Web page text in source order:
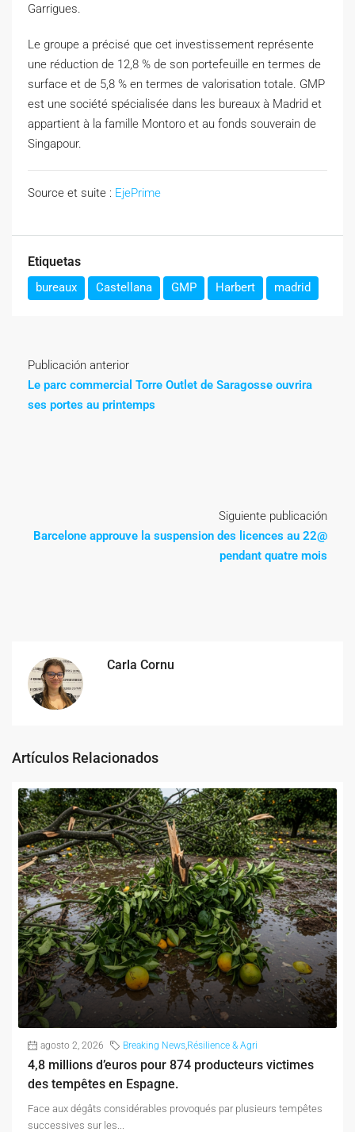
Garrigues.
Le groupe a précisé que cet investissement représente
une réduction de 12,8 % de son portefeuille en termes de
surface et de 5,8 % en termes de valorisation totale. GMP
est une société spécialisée dans les bureaux à Madrid et
appartient à la famille Montoro et au fonds souverain de
Singapour.
Source et suite : EjePrime
Etiquetas
bureaux Castellana GMP Harbert madrid
Publicación anterior
Le parc commercial Torre Outlet de Saragosse ouvrira
ses portes au printemps
Siguiente publicación
Barcelone approuve la suspension des licences au 22@
pendant quatre mois
Carla Cornu
Artículos Relacionados
agosto 2, 2026 Breaking News Résilience & Agri
4,8 millions d’euros pour 874 producteurs victimes
des tempêtes en Espagne.
Face aux dégâts considérables provoqués par plusieurs tempêtes
successives sur les...